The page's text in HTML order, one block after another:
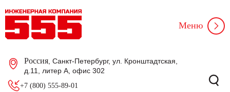
Россия , Санкт-Петербург, ул. Кронштадтская,
д.11, литер А, офис 302
+7 (800) 555-89-01
Меню